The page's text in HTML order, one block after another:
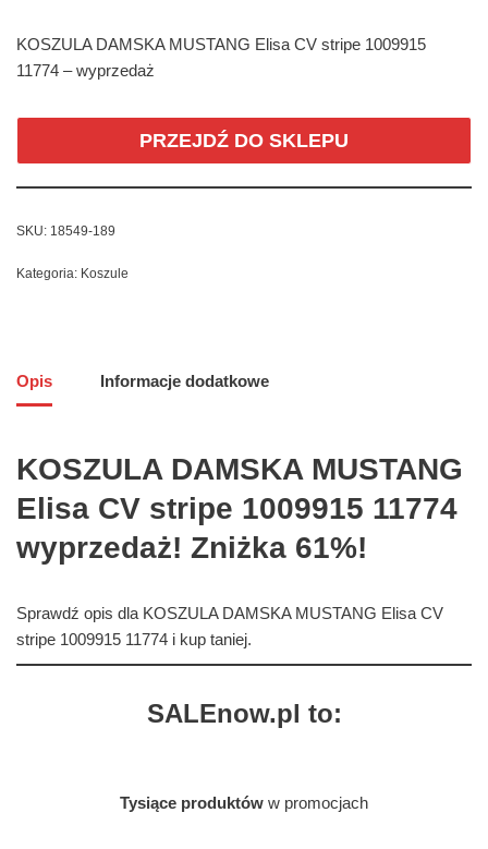
KOSZULA DAMSKA MUSTANG Elisa CV stripe 1009915
11774 – wyprzedaż
PRZEJDŹ DO SKLEPU
SKU: 18549-189
Kategoria: Koszule
Opis Informacje dodatkowe
KOSZULA DAMSKA MUSTANG
Elisa CV stripe 1009915 11774
wyprzedaż! Zniżka 61%!
Sprawdź opis dla KOSZULA DAMSKA MUSTANG Elisa CV
stripe 1009915 11774 i kup taniej.
SALEnow.pl to:
Tysiące produktów w promocjach